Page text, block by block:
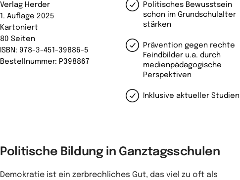
Politisches Bewusstsein
schon im Grundschulalter
stärken
Prävention gegen rechte
Feindbilder u.a. durch
medienpädagogische
Perspektiven
Inklusive aktueller Studien
Verlag Herder
1. Auflage 2025
Kartoniert
80 Seiten
ISBN: 978-3-451-39886-5
Bestellnummer: P398867
Politische Bildung in Ganztagsschulen
Demokratie ist ein zerbrechliches Gut, das viel zu oft als